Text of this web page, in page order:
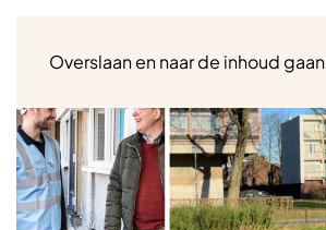
Overslaan en naar de inhoud gaan